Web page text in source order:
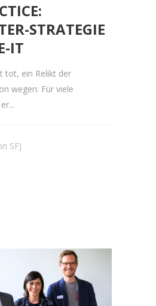
STRATEGIE
IT
tot, ein Relikt der
wegen: Für viele
SFJ